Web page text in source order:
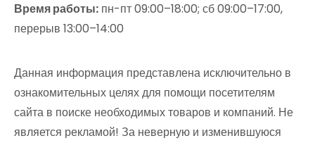
Время работы: пн-пт 09:00–18:00; сб 09:00–17:00,
перерыв 13:00–14:00
Данная информация представлена исключительно в
ознакомительных целях для помощи посетителям
сайта в поиске необходимых товаров и компаний. Не
является рекламой! За неверную и изменившуюся